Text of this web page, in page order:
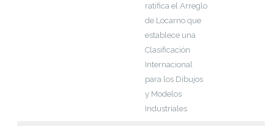
ratifica el Arreglo
de Locarno que
establece una
Clasificación
Internacional
para los Dibujos
y Modelos
Industriales